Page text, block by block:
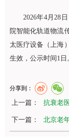
2026年4月28
院智能化轨道物流
太医疗设备（上海
生效，公示时间1日
分享到：
上一篇： 抗衰老
下一篇： 北京老